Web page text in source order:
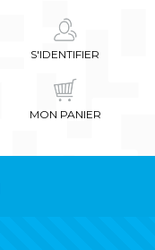
S'IDENTIFIER
MON PANIER